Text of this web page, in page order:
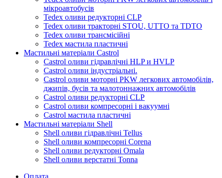
мікроавтобусів
Tedex оливи редукторні CLP
Tedex оливи тракторні STOU, UTTO та TDTO
Tedex оливи трансмісійні
Tedex мастила пластичні
Мастильні матеріали Castrol
Castrol оливи гідравлічні HLP и HVLP
Castrol оливи індустріальні.
Castrol оливи моторні PKW легкових автомобілів,
джипів, бусів та малотоннажних автомобілів
Castrol оливи редукторні CLP
Castrol оливи компресорні і вакуумні
Castrol мастила пластичні
Мастильні матеріали Shell
Shell оливи гідравлічні Tellus
Shell оливи компресорні Corena
Shell оливи редукторні Omala
Shell оливи верстатні Tonna
Оплата